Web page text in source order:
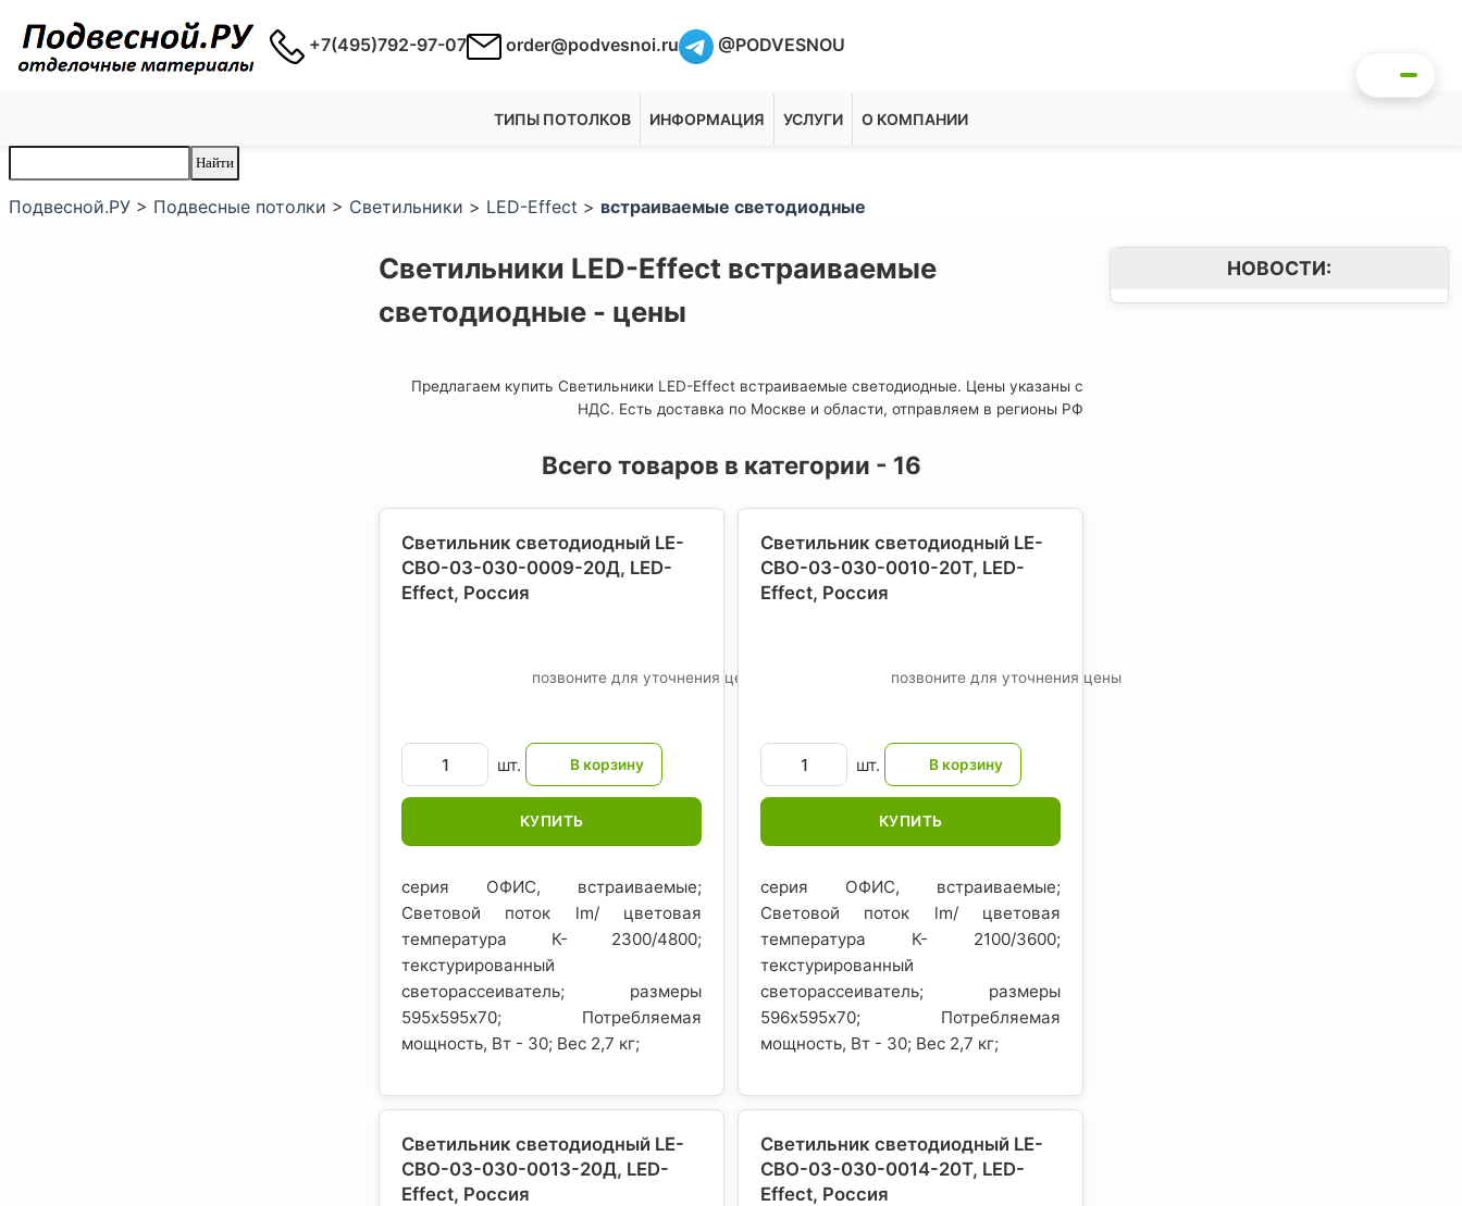
+7(495)792-97-07 order@podvesnoi.ru @PODVESNOU
ТИПЫ ПОТОЛКОВ ИНФОРМАЦИЯ УСЛУГИ О КОМПАНИИ
Подвесной.РУ > Подвесные потолки > Светильники > LED-Effect > встраиваемые светодиодные
Светильники LED-Effect встраиваемые
светодиодные - цены
Предлагаем купить Светильники LED-Effect встраиваемые светодиодные. Цены указаны с
НДС. Есть доставка по Москве и области, отправляем в регионы РФ
Всего товаров в категории - 16
Светильник светодиодный LE-
СВО-03-030-0009-20Д, LED-
Effect, Россия
позвоните для уточнения цены
шт.
КУПИТЬ
серия ОФИС, встраиваемые;
Световой поток lm/ цветовая
температура К- 2300/4800;
текстурированный
светорассеиватель; размеры
595х595х70; Потребляемая
мощность, Вт - 30; Вес 2,7 кг;
Светильник светодиодный LE-
СВО-03-030-0010-20Т, LED-
Effect, Россия
позвоните для уточнения цены
шт.
КУПИТЬ
серия ОФИС, встраиваемые;
Световой поток lm/ цветовая
температура К- 2100/3600;
текстурированный
светорассеиватель; размеры
596х595х70; Потребляемая
мощность, Вт - 30; Вес 2,7 кг;
Светильник светодиодный LE-
СВО-03-030-0013-20Д, LED-
Effect, Россия
Светильник светодиодный LE-
СВО-03-030-0014-20Т, LED-
Effect, Россия
НОВОСТИ: